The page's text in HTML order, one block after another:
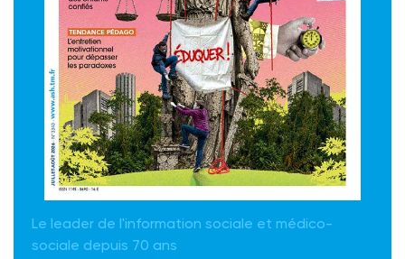
Le leader de l'information sociale et médico-
sociale depuis 70 ans